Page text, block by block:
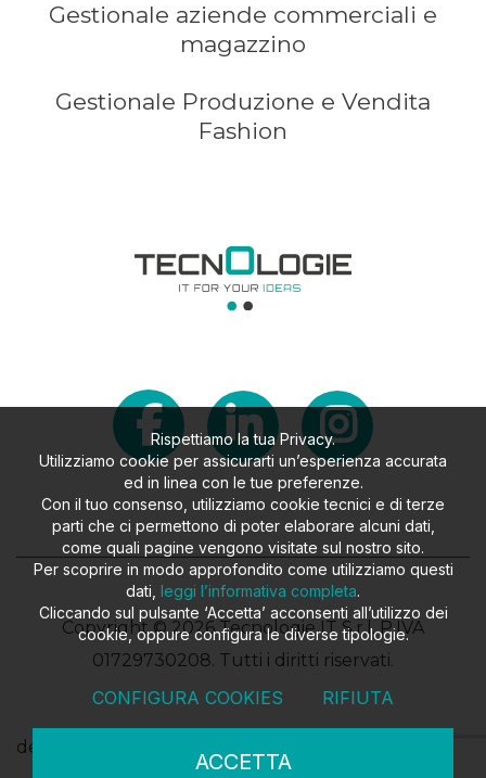
Gestionale aziende commerciali e
magazzino
Gestionale Produzione e Vendita
Fashion
Copyright © 2026 Tecnologie IT S.r.l. P.IVA
01729730208. Tutti i diritti riservati.
design
Rispettiamo la tua Privacy.
Utilizziamo cookie per assicurarti un’esperienza accurata
ed in linea con le tue preferenze.
Con il tuo consenso, utilizziamo cookie tecnici e di terze
parti che ci permettono di poter elaborare alcuni dati,
come quali pagine vengono visitate sul nostro sito.
Per scoprire in modo approfondito come utilizziamo questi
dati, leggi l’informativa completa.
Cliccando sul pulsante ‘Accetta’ acconsenti all’utilizzo dei
cookie, oppure configura le diverse tipologie.
CONFIGURA COOKIES RIFIUTA
ACCETTA